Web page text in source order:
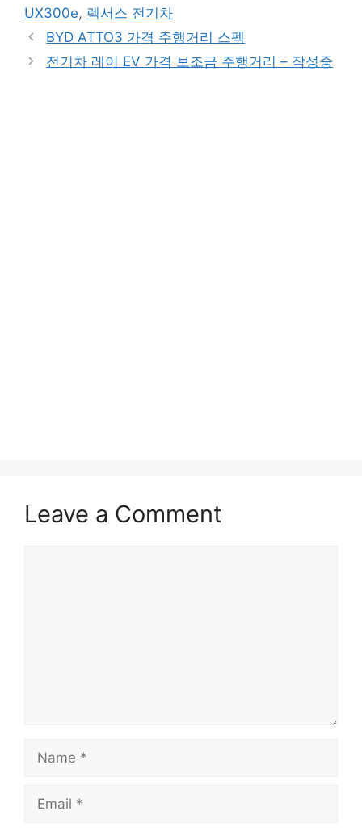
UX300e, 렉서스 전기차
BYD ATTO3 가격 주행거리 스펙
전기차 레이 EV 가격 보조금 주행거리 – 작성중
Leave a Comment
Name
Email